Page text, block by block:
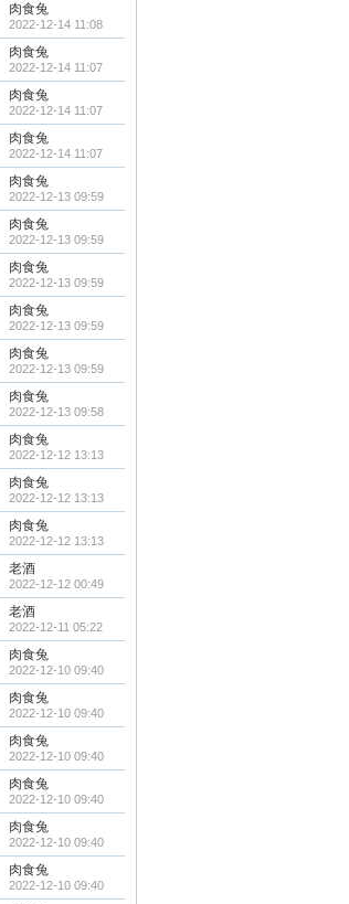
肉食兔
2022-12-14 11:08
肉食兔
2022-12-14 11:07
肉食兔
2022-12-14 11:07
肉食兔
2022-12-14 11:07
肉食兔
2022-12-13 09:59
肉食兔
2022-12-13 09:59
肉食兔
2022-12-13 09:59
肉食兔
2022-12-13 09:59
肉食兔
2022-12-13 09:59
肉食兔
2022-12-13 09:58
肉食兔
2022-12-12 13:13
肉食兔
2022-12-12 13:13
肉食兔
2022-12-12 13:13
老酒
2022-12-12 00:49
老酒
2022-12-11 05:22
肉食兔
2022-12-10 09:40
肉食兔
2022-12-10 09:40
肉食兔
2022-12-10 09:40
肉食兔
2022-12-10 09:40
肉食兔
2022-12-10 09:40
肉食兔
2022-12-10 09:40